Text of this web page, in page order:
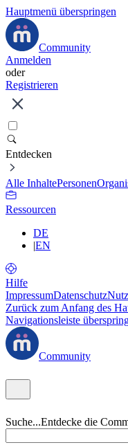
Hauptmenü überspringen
Community
Anmelden
oder
Registrieren
Entdecken
Alle InhaltePersonen
Ressourcen
DE
|EN
Hilfe
ImpressumDatenschutz
Zurück zum Anfang des
Navigationsleiste
Community
Suche...Entdecke die